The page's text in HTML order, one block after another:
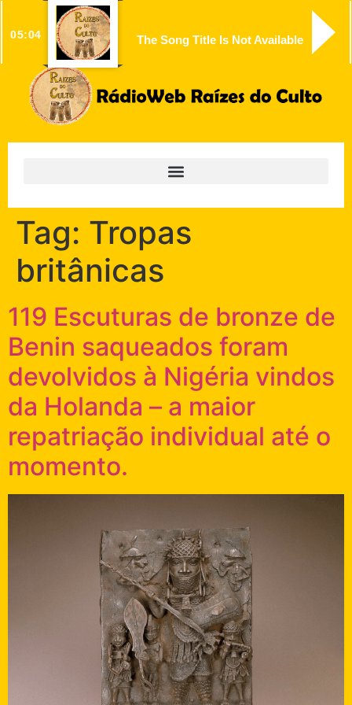
05:04 The Song Title Is Not Available
Tag: Tropas
britânicas
119 Escuturas de bronze de
Benin saqueados foram
devolvidos à Nigéria vindos
da Holanda – a maior
repatriação individual até o
momento.